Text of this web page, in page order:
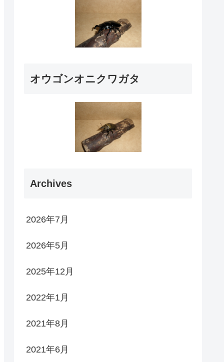
オウゴンオニクワガタ
Archives
2026年7月
2026年5月
2025年12月
2022年1月
2021年8月
2021年6月